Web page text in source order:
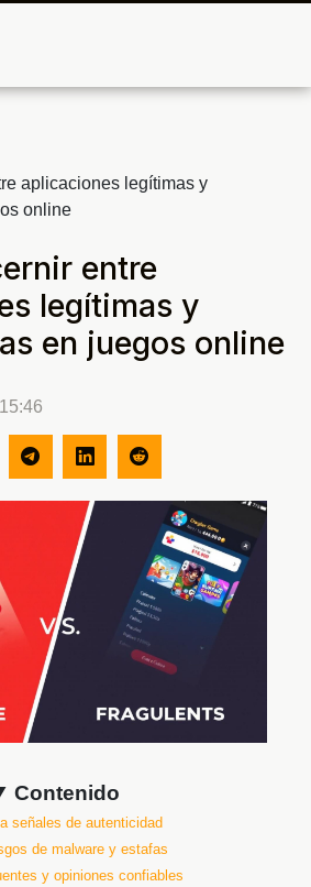
aplicaciones legítimas y
online
entre
legítimas y
en juegos online
Contenido
señales de autenticidad
de malware y estafas
y opiniones confiables